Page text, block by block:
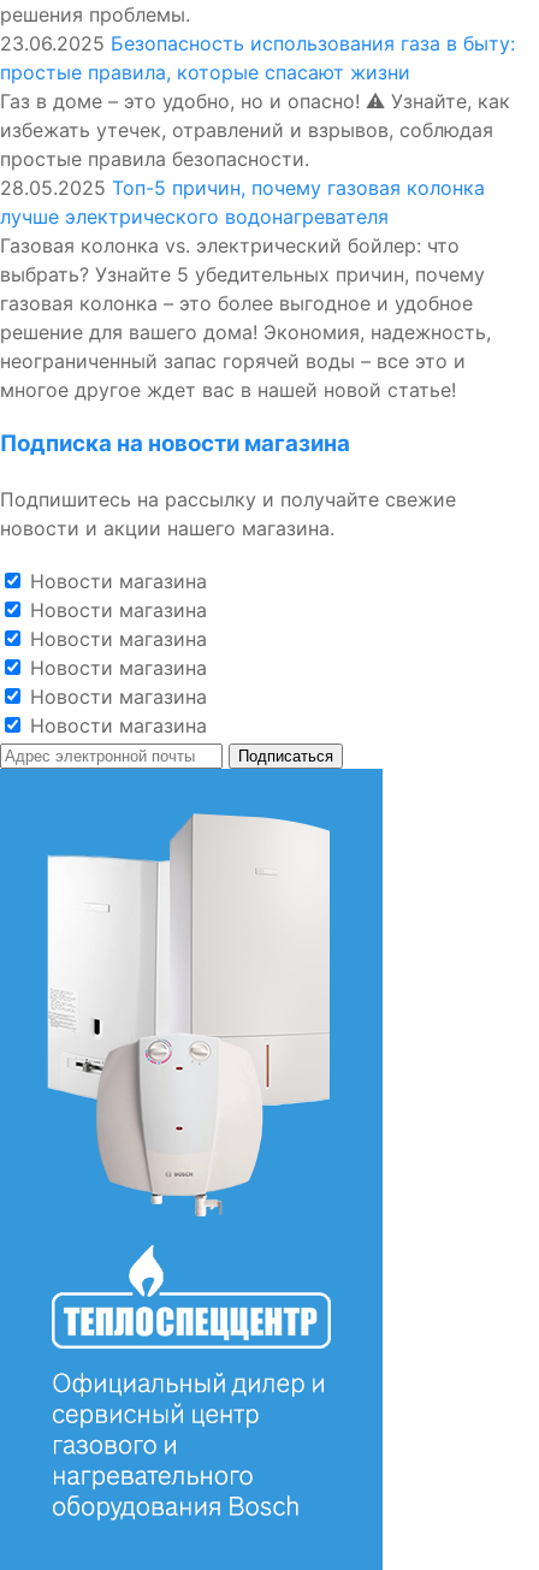
решения проблемы.
23.06.2025 Безопасность использования газа в быту:
простые правила, которые спасают жизни
Газ в доме – это удобно, но и опасно! ⚠️ Узнайте, как
избежать утечек, отравлений и взрывов, соблюдая
простые правила безопасности.
28.05.2025 Топ-5 причин, почему газовая колонка
лучше электрического водонагревателя
Газовая колонка vs. электрический бойлер: что
выбрать? Узнайте 5 убедительных причин, почему
газовая колонка – это более выгодное и удобное
решение для вашего дома! Экономия, надежность,
неограниченный запас горячей воды – все это и
многое другое ждет вас в нашей новой статье!
Подписка на новости магазина
Подпишитесь на рассылку и получайте свежие
новости и акции нашего магазина.
Новости магазина
Новости магазина
Новости магазина
Новости магазина
Новости магазина
Новости магазина